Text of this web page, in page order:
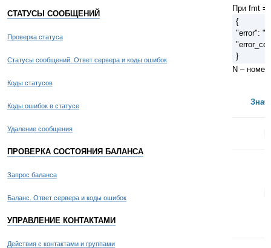
СТАТУСЫ СООБЩЕНИЙ
Проверка статуса
Статусы сообщений. Ответ сервера и коды ошибок
Коды статусов
Коды ошибок в статусе
Удаление сообщения
ПРОВЕРКА СОСТОЯНИЯ БАЛАНСА
Запрос баланса
Баланс. Ответ сервера и коды ошибок
УПРАВЛЕНИЕ КОНТАКТАМИ
Действия с контактами и группами
При fmt =
{
"error":
}
N –